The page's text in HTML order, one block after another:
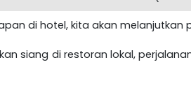
di hotel, kita akan melanjutkan
siang di restoran lokal,